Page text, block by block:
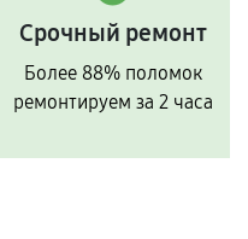
Срочный ремонт
Более 88% поломок
ремонтируем за 2 часа